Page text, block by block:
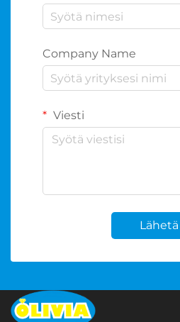
Company Name
Viesti
Lähetä